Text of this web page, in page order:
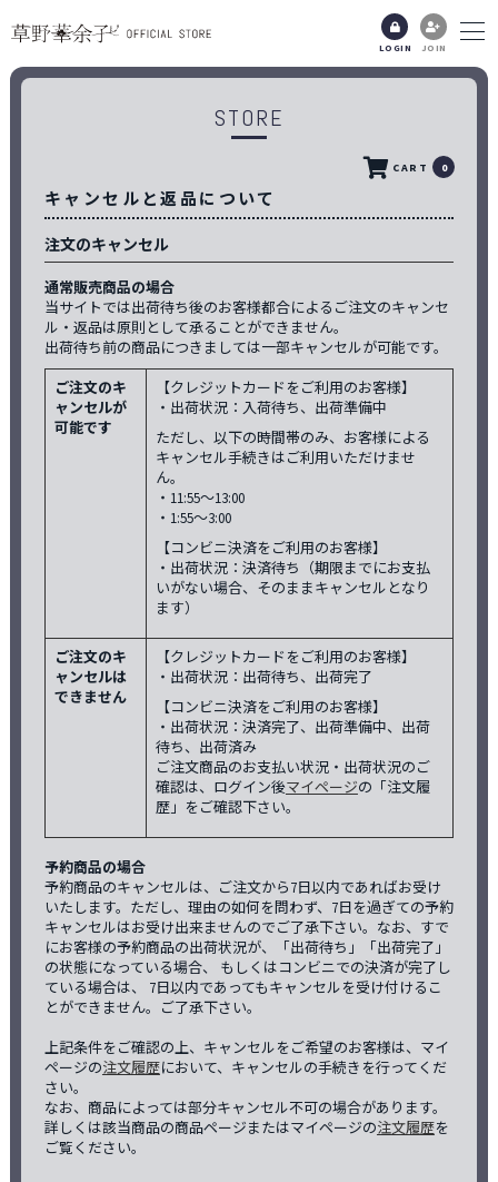
LOGIN JOIN
STORE
CART 0
キャンセルと返品について
注文のキャンセル
通常販売商品の場合
当サイトでは出荷待ち後のお客様都合によるご注文のキャンセ
ル・返品は原則として承ることができません。
出荷待ち前の商品につきましては一部キャンセルが可能です。
ご注文のキ
ャンセルが
可能です
【クレジットカードをご利用のお客様】
・出荷状況：入荷待ち、出荷準備中
ただし、以下の時間帯のみ、お客様による
キャンセル手続きはご利用いただけませ
ん。
・11:55〜13:00
・1:55〜3:00
【コンビニ決済をご利用のお客様】
・出荷状況：決済待ち（期限までにお支払
いがない場合、そのままキャンセルとなり
ます）
ご注文のキ
ャンセルは
できません
【クレジットカードをご利用のお客様】
・出荷状況：出荷待ち、出荷完了
【コンビニ決済をご利用のお客様】
・出荷状況：決済完了、出荷準備中、出荷
待ち、出荷済み
ご注文商品のお支払い状況・出荷状況のご
確認は、ログイン後マイページの「注文履
歴」をご確認下さい。
予約商品の場合
予約商品のキャンセルは、ご注文から7日以内であればお受け
いたします。ただし、理由の如何を問わず、7日を過ぎての予約
キャンセルはお受け出来ませんのでご了承下さい。なお、すで
にお客様の予約商品の出荷状況が、「出荷待ち」「出荷完了」
の状態になっている場合、 もしくはコンビニでの決済が完了し
ている場合は、 7日以内であってもキャンセルを受け付けるこ
とができません。ご了承下さい。
上記条件をご確認の上、キャンセルをご希望のお客様は、マイ
ページの注文履歴において、キャンセルの手続きを行ってくだ
さい。
なお、商品によっては部分キャンセル不可の場合があります。
詳しくは該当商品の商品ページまたはマイページの注文履歴を
ご覧ください。